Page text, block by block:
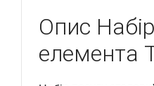
Опис
елемента